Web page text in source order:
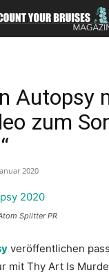
Autopsy
zum
2020
Splitter PR
veröffentlichen
mit Thy Art Is